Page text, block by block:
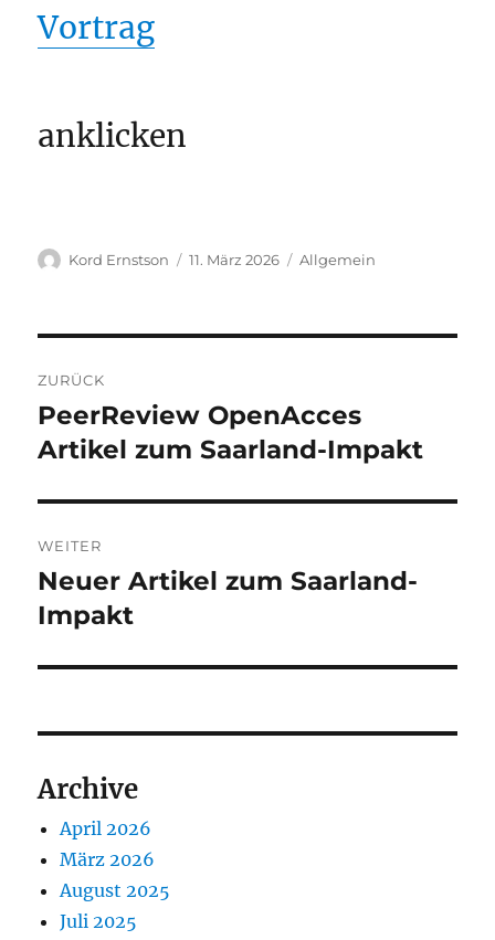
Vortrag
anklicken
Autor
Kord Ernstson
Veröffentlicht
11. März 2026 Kategorien
Allgemein
ZURÜCK
Vorheriger
Beitrag:
PeerReview OpenAcces
Artikel zum Saarland-Impakt
WEITER
Nächster
Beitrag:
Neuer Artikel zum Saarland-
Impakt
Archive
April 2026
März 2026
August 2025
Juli 2025